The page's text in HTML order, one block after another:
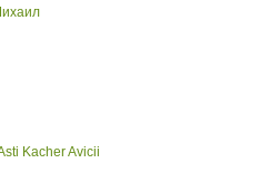
KacherAvicii